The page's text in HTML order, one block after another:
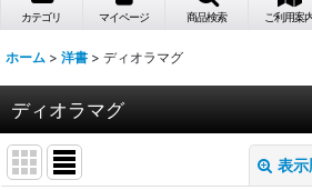
カテゴリ マイページ 商品検索 ご利用案
ホーム > 洋書 > ディオラマグ
ディオラマグ
表